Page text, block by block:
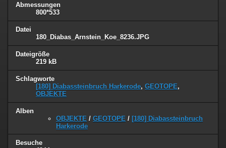
Abmessungen
800*533
Datei
180_Diabas_Arnstein_Koe_8236.JPG
Dateigröße
219 kB
Schlagworte
[180] Diabassteinbruch Harkerode, GEOTOPE,
OBJEKTE
Alben
OBJEKTE / GEOTOPE / [180] Diabassteinbruch
Harkerode
Besuche